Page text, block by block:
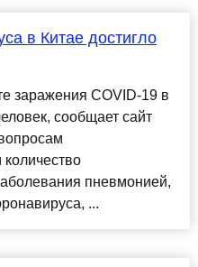
в Китае достигло
заражения COVID-19 в
сообщает сайт
пневмонией,
...